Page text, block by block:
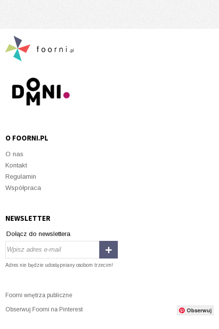
O FOORNI.PL
O nas
Kontakt
Regulamin
Współpraca
NEWSLETTER
Dołącz do newslettera
Adres nie będzie udostępniany osobom trzecim!
Foorni wnętrza publiczne
Obserwuj Foorni na Pinterest Obserwuj